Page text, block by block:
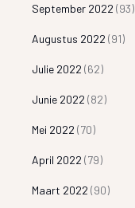
September 2022 (93)
Augustus 2022 (91)
Julie 2022 (62)
Junie 2022 (82)
Mei 2022 (70)
April 2022 (79)
Maart 2022 (90)